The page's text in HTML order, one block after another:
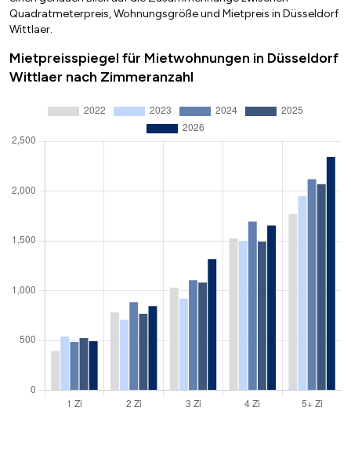
Quadratmeterpreis, Wohnungsgröße und Mietpreis in Düsseldorf
Wittlaer.
Mietpreisspiegel für Mietwohnungen in Düsseldorf
Wittlaer nach Zimmeranzahl